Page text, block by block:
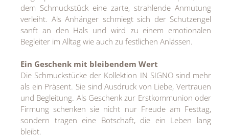
dem Schmuckstück eine zarte, strahlende Anmutung
verleiht. Als Anhänger schmiegt sich der Schutzengel
sanft an den Hals und wird zu einem emotionalen
Begleiter im Alltag wie auch zu festlichen Anlässen.
Ein Geschenk mit bleibendem Wert
Die Schmuckstücke der Kollektion IN SIGNO sind mehr
als ein Präsent. Sie sind Ausdruck von Liebe, Vertrauen
und Begleitung. Als Geschenk zur Erstkommunion oder
Firmung schenken sie nicht nur Freude am Festtag,
sondern tragen eine Botschaft, die ein Leben lang
bleibt.